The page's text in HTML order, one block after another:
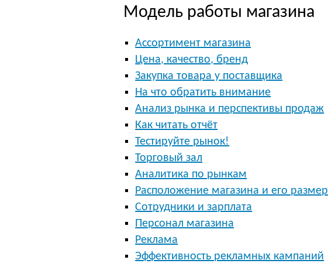
Модель работы магазина
Ассортимент магазина
Цена, качество, бренд
Закупка товара у поставщика
На что обратить внимание
Анализ рынка и перспективы продаж
Как читать отчёт
Тестируйте рынок!
Торговый зал
Аналитика по рынкам
Расположение магазина и его размер
Сотрудники и зарплата
Персонал магазина
Реклама
Эффективность рекламных кампаний